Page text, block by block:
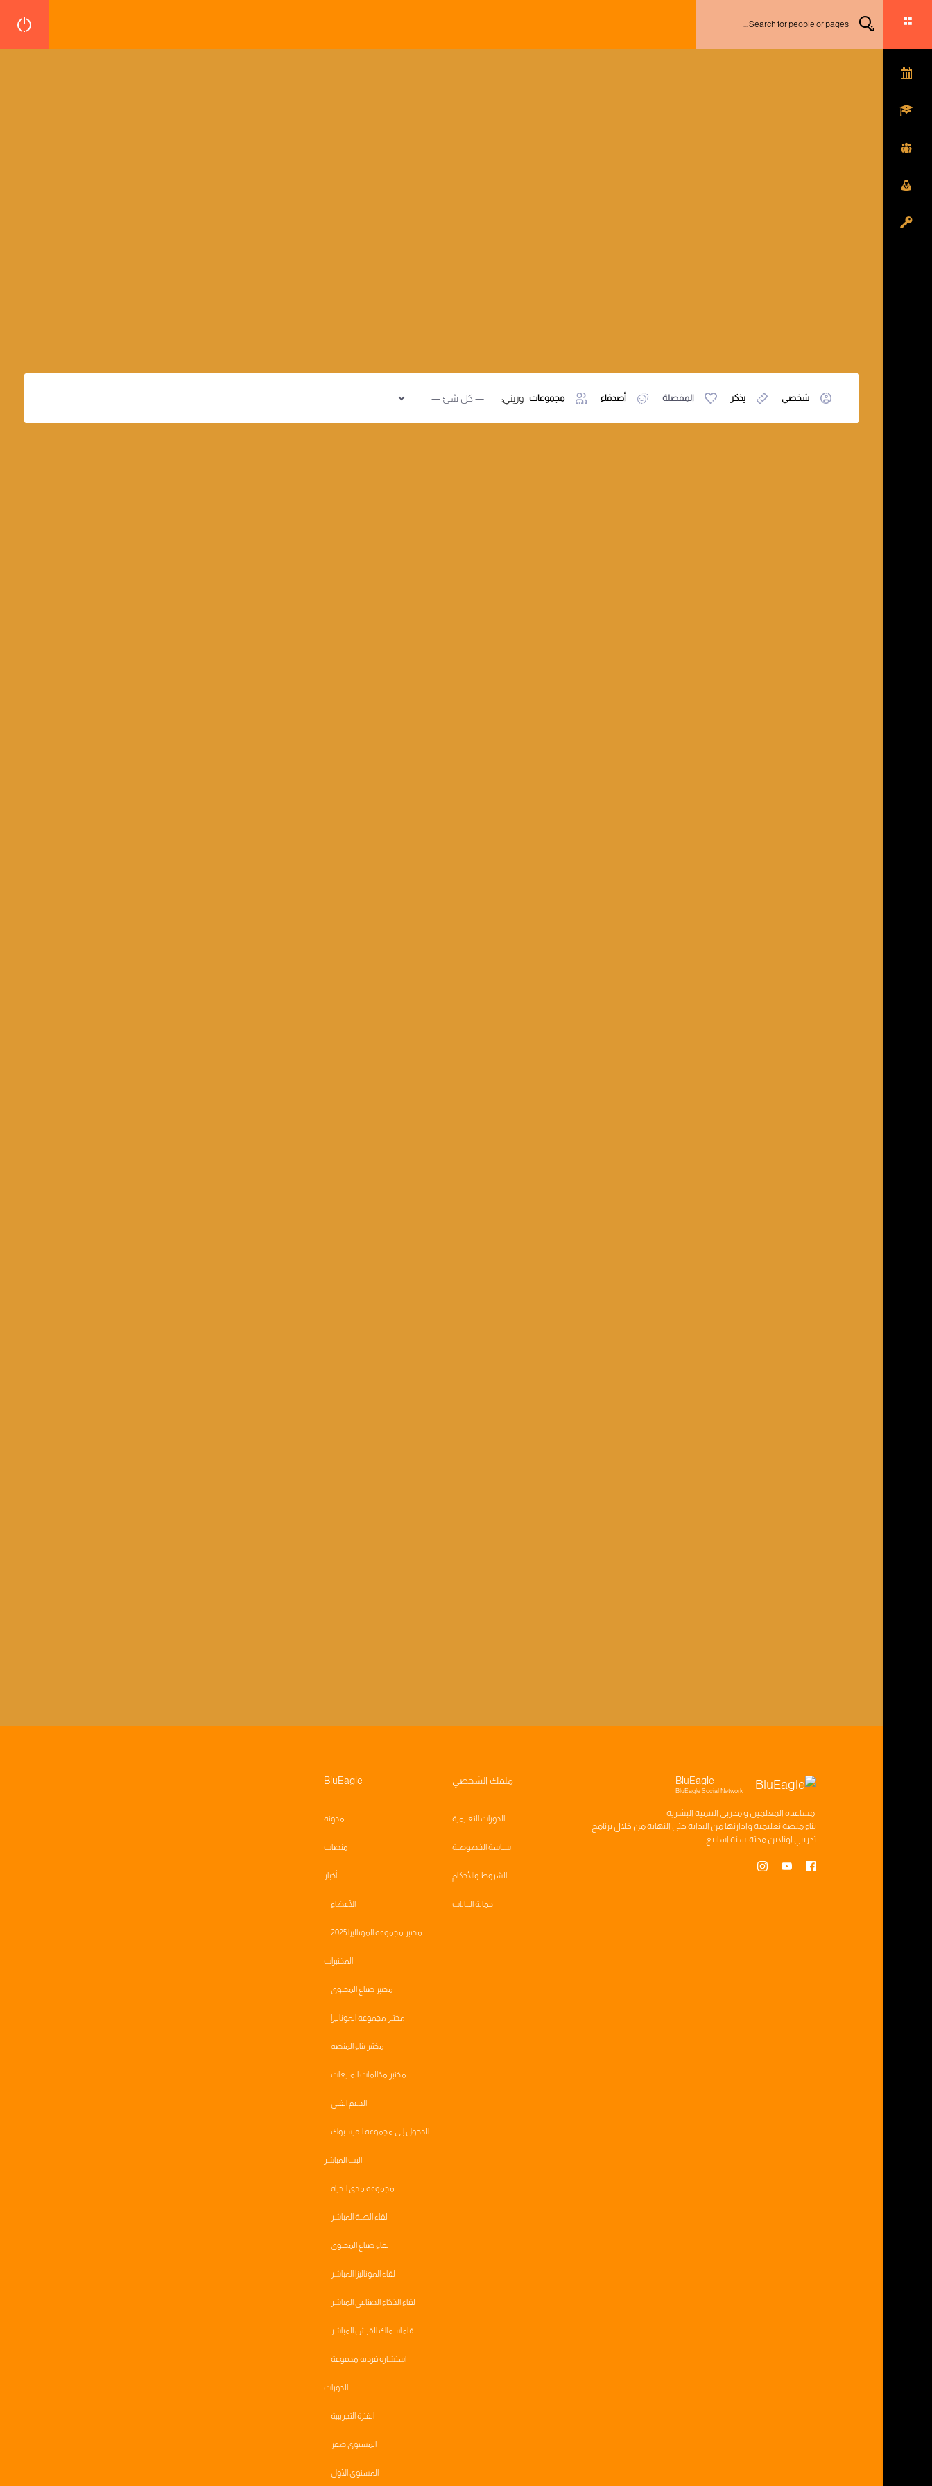
شخصي يذكر المفضلة أصدقاء مجموعات وريني:
BluEagle
BluEagle Social Network
مساعده المعلمين ومدربي التنميه البشريه
بناءمنصه تعليميه وادارتها من البدايه حتى النهايه من خلال برنامج
تدريبي اونلاين مدته سته اسابيع
ملفك الشخصي
الدورات التعليمية
سياسة الخصوصية
الشروط والأحكام
حماية البيانات
BluEagle
مدونه
منصات
أخبار
الأعضاء
مختبر مجموعه الموناليزا 2025
المختبرات
مختبر صناع المحتوى
مختبر مجموعه الموناليزا
مختبر بناء المنصه
مختبر مكالمات المبيعات
الدعم الفني
الدخول إلى مجموعة الفيسبوك
البث المباشر
مجموعه مدى الحياه
لقاء الصبة المباشر
لقاء صناع المحتوى
لقاء الموناليزا المباشر
لقاء الذكاء الصناعي المباشر
لقاء اسماك القرش المباشر
استشاره فرديه مدفوعة
الدورات
الفترة التجريبية
المستوى صفر
المستوى الأول